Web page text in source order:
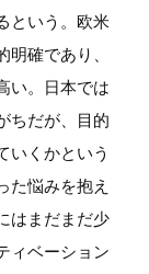
という。欧米
明確であり、
い。日本では
ちだが、目的
いくかという
た悩みを抱え
はまだまだ少
ィベーション